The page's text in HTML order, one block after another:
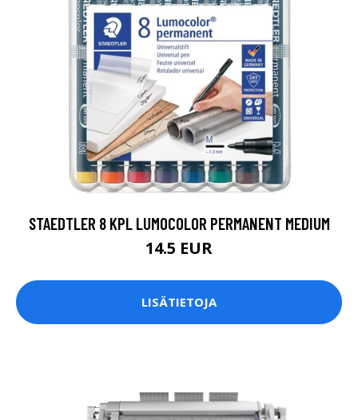
STAEDTLER 8 KPL LUMOCOLOR PERMANENT MEDIUM
14.5 EUR
LISÄTIETOJA